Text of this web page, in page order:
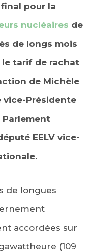
pour la
nucléaires de
de longs mois
tarif de rachat
de Michèle
vice-Présidente
Parlement
EELV vice-
de longues
accordées sur
(109